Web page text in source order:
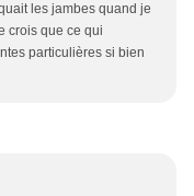
les jambes quand je
crois que ce qui
particulières si bien